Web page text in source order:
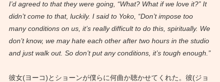
I’d agreed to that they were going, “What? What if we love it?” It
didn’t come to that, luckily. I said to Yoko, “Don’t impose too
many conditions on us, it’s really difficult to do this, spiritually. We
don’t know, we may hate each other after two hours in the studio
and just walk out. So don’t put any conditions, it’s tough enough.”
彼女(ヨーコ)とショーンが僕らに何曲か聴かせてくれた。彼(ジョ